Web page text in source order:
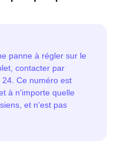
en à Ménesplet. Ce
qui l'avaient
deux tarifs : pendant
en à Ménesplet. ⚡💸